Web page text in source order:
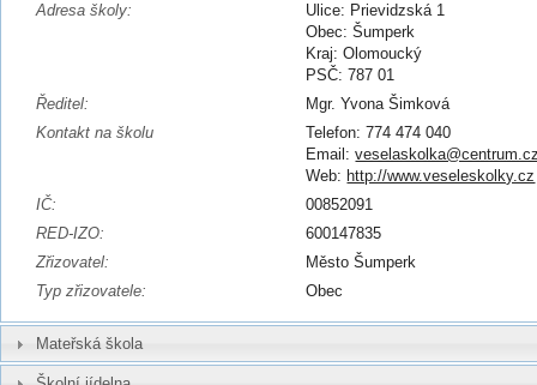
Adresa školy:
Ulice: Prievidzská 1
Obec: Šumperk
Kraj: Olomoucký
PSČ: 787 01
Ředitel:
Mgr. Yvona Šimková
Kontakt na školu
Telefon: 774 474 040
Email:
Web: http://www.veseleskolky.cz
IČ:
00852091
RED-IZO:
600147835
Zřizovatel:
Město Šumperk
Typ zřizovatele:
Obec
Mateřská škola